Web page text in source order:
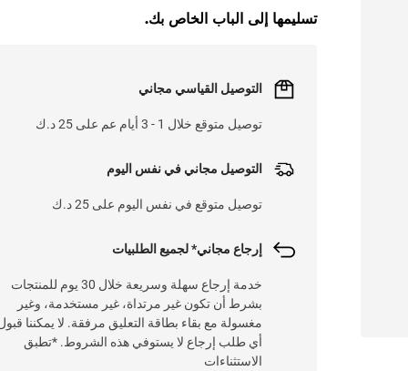
تسليمها إلى الباب الخاص بك.
التوصيل القياسي مجاني
توصيل متوقع خلال 1 - 3 أيام عم على 25 د.ك
التوصيل مجاني في نفس اليوم
توصيل متوقع في نفس اليوم على 25 د.ك
إرجاع مجاني* لجميع الطلبيات
خدمة إرجاع سهلة وسريعة خلال 30 يوم للمنتجات
بشرط أن تكون غير مرتداة، غير مستخدمة، وغير
مغسولة مع بقاء بطاقة التعليق مرفقة. لا يمكننا
أي طلب إرجاع لا يستوفي هذه الشروط. *تطبق
الاستثناءات